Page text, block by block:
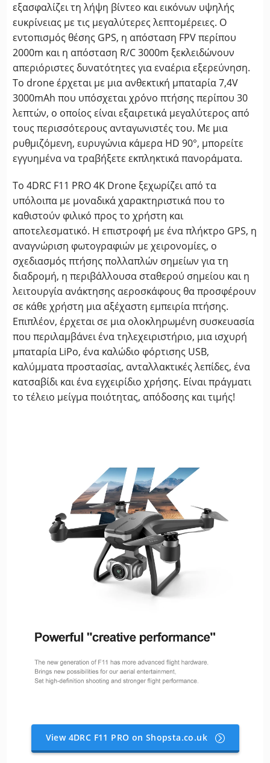
εξασφαλίζει τη λήψη βίντεο και εικόνων υψηλής
ευκρίνειας με τις μεγαλύτερες λεπτομέρειες. Ο
εντοπισμός θέσης GPS, η απόσταση FPV περίπου
2000m και η απόσταση R/C 3000m ξεκλειδώνουν
απεριόριστες δυνατότητες για εναέρια εξερεύνηση.
Το drone έρχεται με μια ανθεκτική μπαταρία 7,4V
3000mAh που υπόσχεται χρόνο πτήσης περίπου 30
λεπτών, ο οποίος είναι εξαιρετικά μεγαλύτερος από
τους περισσότερους ανταγωνιστές του. Με μια
ρυθμιζόμενη, ευρυγώνια κάμερα HD 90°, μπορείτε
εγγυημένα να τραβήξετε εκπληκτικά πανοράματα.
Το 4DRC F11 PRO 4K Drone ξεχωρίζει από τα
υπόλοιπα με μοναδικά χαρακτηριστικά που το
καθιστούν φιλικό προς το χρήστη και
αποτελεσματικό. Η επιστροφή με ένα πλήκτρο GPS, η
αναγνώριση φωτογραφιών με χειρονομίες, ο
σχεδιασμός πτήσης πολλαπλών σημείων για τη
διαδρομή, η περιβάλλουσα σταθερού σημείου και η
λειτουργία ανάκτησης αεροσκάφους θα προσφέρουν
σε κάθε χρήστη μια αξέχαστη εμπειρία πτήσης.
Επιπλέον, έρχεται σε μια ολοκληρωμένη συσκευασία
που περιλαμβάνει ένα τηλεχειριστήριο, μια ισχυρή
μπαταρία LiPo, ένα καλώδιο φόρτισης USB,
καλύμματα προστασίας, ανταλλακτικές λεπίδες, ένα
κατσαβίδι και ένα εγχειρίδιο χρήσης. Είναι πράγματι
το τέλειο μείγμα ποιότητας, απόδοσης και τιμής!
View 4DRC F11 PRO on Shopsta.co.uk